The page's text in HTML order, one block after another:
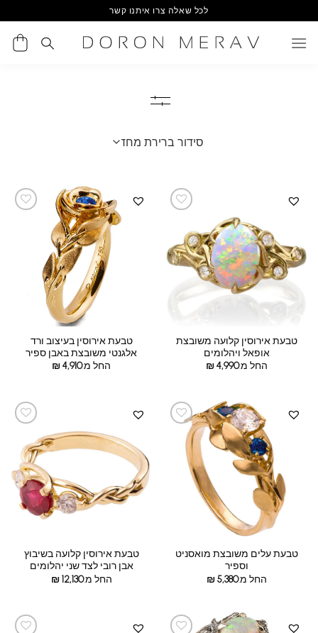
to
content
לכל שאלה צרו איתנו קשר
טבעת אירוסין קלועה משובצת
אופאל ויהלומים
החל מ:
₪4,990
טבעת אירוסין בעיצוב ורד
אלגנטי משובצת באבן ספיר
החל מ:
₪4,910
טבעת עלים משובצת מואסניט
וספיר
החל מ:
₪5,380
טבעת אירוסין קלועה בשיבוץ
אבן רובי לצד שני יהלומים
החל מ:
₪12,130